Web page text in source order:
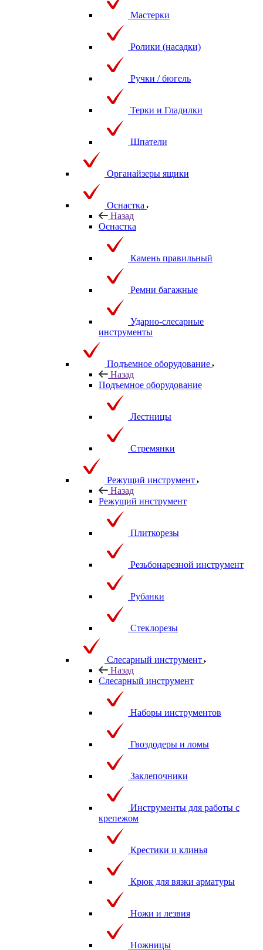
Мастерки
Ролики (насадки)
Ручки / бюгель
Терки и Гладилки
Шпатели
Органайзеры ящики
Оснастка
Назад
Оснастка
Камень правильный
Ремни багажные
Ударно-слесарные
инструменты
Подъемное оборудование
Назад
Подъемное оборудование
Лестницы
Стремянки
Режущий инструмент
Назад
Режущий инструмент
Плиткорезы
Резьбонарезной инструмент
Рубанки
Стеклорезы
Слесарный инструмент
Назад
Слесарный инструмент
Наборы инструментов
Гвоздодеры и ломы
Заклепочники
Инструменты для работы с
крепежом
Крестики и клинья
Крюк для вязки арматуры
Ножи и лезвия
Ножницы